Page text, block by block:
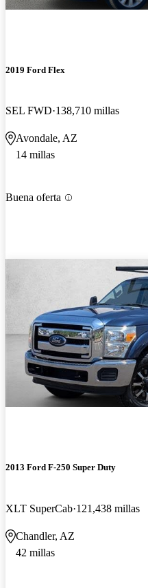
2019 Ford Flex
SEL FWD 138,710 millas
Avondale, AZ
14 millas
Buena oferta
2013 Ford F-250 Super Duty
XLT SuperCab 121,438 millas
Chandler, AZ
42 millas